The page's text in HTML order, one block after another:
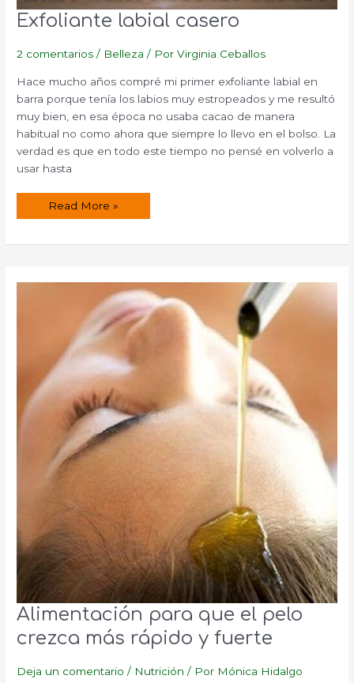
Exfoliante labial casero
2 comentarios / Belleza / PorVirginia Ceballos
Hace mucho años compré mi primer exfoliante labial en
barra porque tenía los labios muy estropeados y me resultó
muy bien, en esa época no usaba cacao de manera
habitual no como ahora que siempre lo llevo en el bolso. La
verdad es que en todo este tiempo no pensé en volverlo a
usar hasta
Exfoliante
Read More »
Alimentación para que el pelo
crezca más rápido y fuerte
Deja un comentario / Nutrición / Por Mónica Hidalgo